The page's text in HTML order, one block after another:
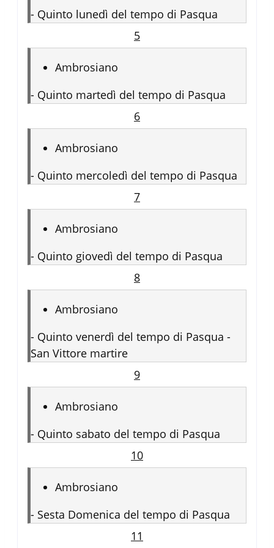
- Quinto lunedì del tempo di Pasqua
5
Ambrosiano
- Quinto martedì del tempo di Pasqua
6
Ambrosiano
- Quinto mercoledì del tempo di Pasqua
7
Ambrosiano
- Quinto giovedì del tempo di Pasqua
8
Ambrosiano
- Quinto venerdì del tempo di Pasqua -
San Vittore martire
9
Ambrosiano
- Quinto sabato del tempo di Pasqua
10
Ambrosiano
- Sesta Domenica del tempo di Pasqua
11